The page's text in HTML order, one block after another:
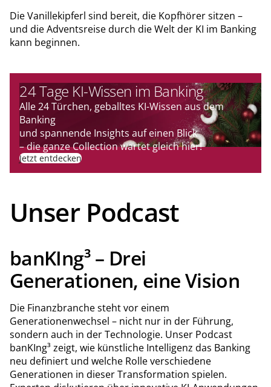
Die Vanillekipferl sind bereit, die Kopfhörer sitzen –
und die Adventsreise durch die Welt der KI im Banking
kann beginnen.
24 Tage KI-Wissen im Banking
Alle 24 Türchen, geballtes KI-Wissen aus dem
Banking
und spannende Insights auf einen Blick
– die ganze Collection wartet gleich hier!
Jetzt entdecken
Unser Podcast
banKIng³ – Drei
Generationen, eine Vision
Die Finanzbranche steht vor einem
Generationenwechsel – nicht nur in der Führung,
sondern auch in der Technologie. Unser Podcast
banKIng³ zeigt, wie künstliche Intelligenz das Banking
neu definiert und welche Rolle verschiedene
Generationen in dieser Transformation spielen.